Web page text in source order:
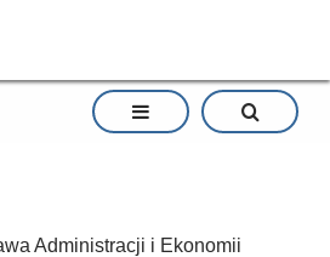
Administracji i Ekonomii